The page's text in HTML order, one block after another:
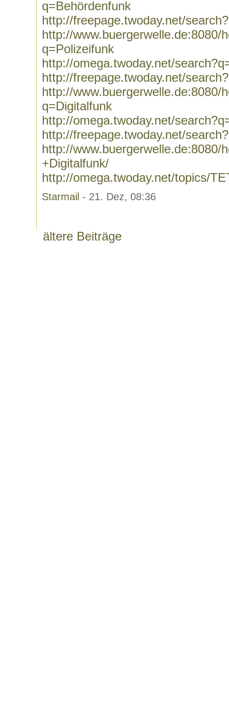
q=Behördenfunk
http://freepage.twoday.net/
http://www.buergerwelle.de:8080/
q=Polizeifunk
http://omega.twoday.net/
http://freepage.twoday.net/
http://www.buergerwelle.de:8080/
q=Digitalfunk
http://omega.twoday.net/
http://freepage.twoday.net/
http://
+Digitalfunk/
http://omega.twoday.net/topics/
Starmail - 21. Dez, 08:36
ältere Beiträge